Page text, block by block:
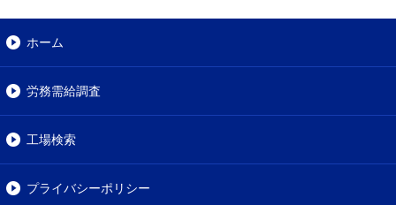
ホーム
労務需給調査
工場検索
プライバシーポリシー